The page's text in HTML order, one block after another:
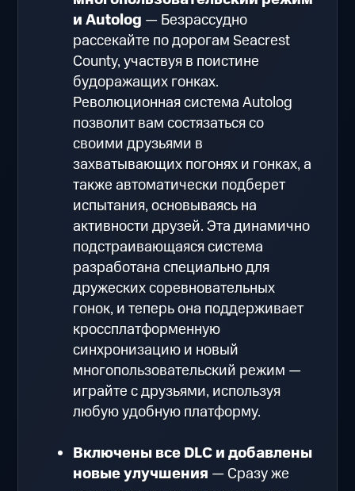
и Autolog — Безрассудно
рассекайте по дорогам Seacrest
County, участвуя в поистине
будоражащих гонках.
Революционная система Autolog
позволит вам состязаться со
своими друзьями в
захватывающих погонях и гонках, а
также автоматически подберет
испытания, основываясь на
активности друзей. Эта динамично
подстраивающаяся система
разработана специально для
дружеских соревновательных
гонок, и теперь она поддерживает
кроссплатформенную
синхронизацию и новый
многопользовательский режим —
играйте с друзьями, используя
любую удобную платформу.
Включены все DLC и добавлены
новые улучшения — Сразу же